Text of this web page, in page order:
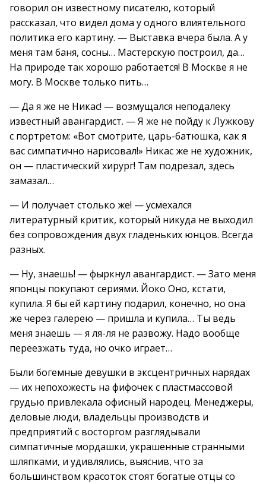
говорил он известному писателю, который
рассказал, что видел дома у одного влиятельного
политика его картину. — Выставка вчера была. А у
меня там баня, сосны… Мастерскую построил, да…
На природе так хорошо работается! В Москве я не
могу. В Москве только пить…
— Да я же не Никас! — возмущался неподалеку
известный авангардист. — Я же не пойду к Лужкову
с портретом: «Вот смотрите, царь-батюшка, как я
вас симпатично нарисовал!» Никас же не художник,
он — пластический хирург! Там подрезал, здесь
замазал…
— И получает столько же! — усмехался
литературный критик, который никуда не выходил
без сопровождения двух гладеньких юнцов. Всегда
разных.
— Ну, знаешь! — фыркнул авангардист. — Зато меня
японцы покупают сериями. Йоко Оно, кстати,
купила. Я бы ей картину подарил, конечно, но она
же через галерею — пришла и купила… Ты ведь
меня знаешь — я ля-ля не развожу. Надо вообще
переезжать туда, но очко играет…
Были богемные девушки в эксцентричных нарядах
— их непохожесть на фифочек с пластмассовой
грудью привлекала офисный народец. Менеджеры,
деловые люди, владельцы производств и
предприятий с восторгом разглядывали
симпатичные мордашки, украшенные странными
шляпками, и удивлялись, выяснив, что за
большинством красоток стоят богатые отцы со